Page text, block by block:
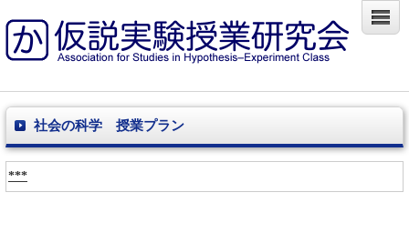
社会の科学 授業プラン
***